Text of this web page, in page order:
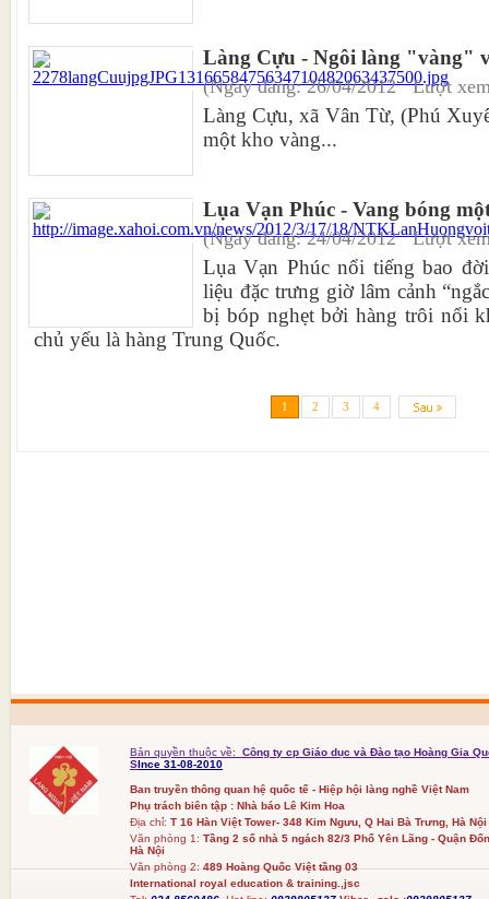
Làng Cựu - Ngôi làng "vàng"
(Ngày đăng: 26/04/2012 Lượt
Làng Cựu, xã Vân Từ, (Phú
một kho vàng...
Lụa Vạn Phúc - Vang bóng
(Ngày đăng: 24/04/2012 Lượt
Lụa Vạn Phúc nổi tiếng bao
liệu đặc trưng giờ lâm cảnh
bị bóp nghẹt bởi hàng trôi nổi
chủ yếu là hàng Trung Quốc.
1 2 3 4
Bản quyền thuộc về:
Công ty cp Giáo dục và Đào tạo Hoàng Gia
SInce 31-08-2010
Ban truyền thông quan hệ quốc tế - Hiệp hội làng nghề Việt Nam
Phụ trách biên tập : Nhà báo Lê Kim Hoa
Địa chỉ: T 16 Hàn Việt Tower- 348 Kim Ngưu, Q Hai Bà Trưng, Hà Nội
Văn phòng 1:Tầng 2 số nhà 5 ngách 82/3 Phố Yên Lãng - Quận
Hà Nội
Văn phòng 2:489 Hoàng Quốc Việt tầng 03
International royal education & training.,jsc